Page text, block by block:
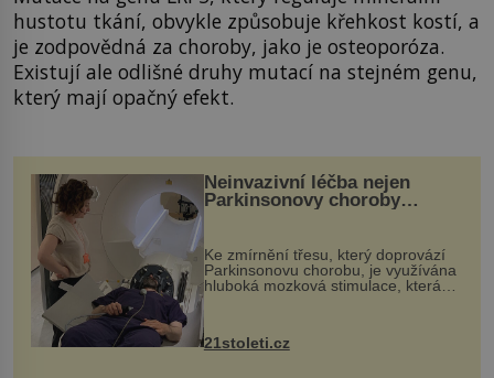
hustotu tkání, obvykle způsobuje křehkost kostí, a
je zodpovědná za choroby, jako je osteoporóza.
Existují ale odlišné druhy mutací na stejném genu,
který mají opačný efekt.
Neinvazivní léčba nejen
Parkinsonovy choroby
Ke zmírnění třesu, který doprovází
Parkinsonovu chorobu, je využívána
hluboká mozková stimulace, která
však vyžaduje vysoce invazivní
k dostatečně přesnému zacílení ...
21stoleti.cz